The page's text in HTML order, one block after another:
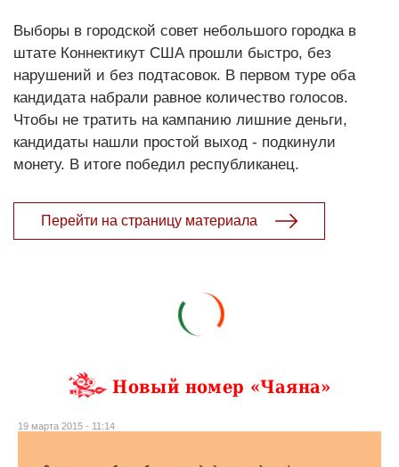
Выборы в городской совет небольшого городка в
штате Коннектикут США прошли быстро, без
нарушений и без подтасовок. В первом туре оба
кандидата набрали равное количество голосов.
Чтобы не тратить на кампанию лишние деньги,
кандидаты нашли простой выход - подкинули
монету. В итоге победил республиканец.
Перейти на страницу материала
Новый номер «Чаяна»
19 марта 2015 - 11:14